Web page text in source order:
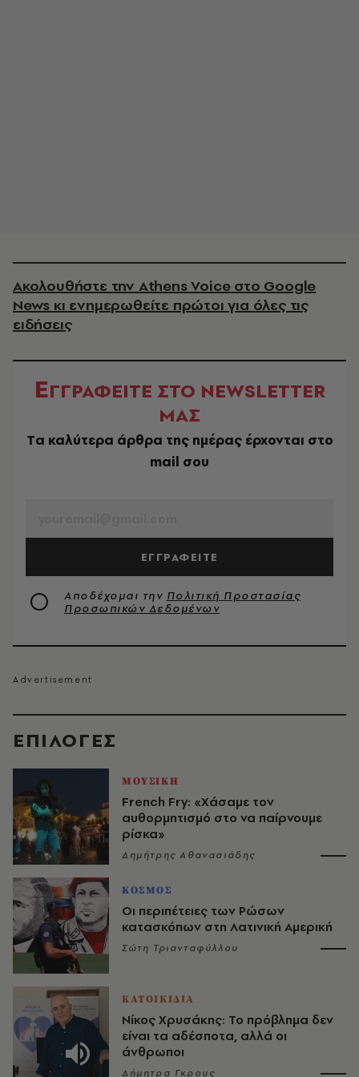
EΠΙΛΟΓΈΣ
ΜΟΥΣΙΚΗ
French Fry: «Χάσαμε τον
αυθορμητισμό στο να παίρνουμε
ρίσκα»
Δημήτρης Αθανασιάδης
ΚΟΣΜΟΣ
Οι περιπέτειες των Ρώσων
κατασκόπων στη Λατινική Αμερική
Σώτη Τριανταφύλλου
ΚΑΤΟΙΚΙΔΙΑ
Νίκος Χρυσάκης: Το πρόβλημα δεν
είναι τα αδέσποτα, αλλά οι
άνθρωποι
Δήμητρα Γκρους
Ακολουθήστε την Athens Voice στο Google
News κι ενημερωθείτε πρώτοι για όλες τις
ειδήσεις
ΕΓΓΡΑΦΕΙΤΕ ΣΤΟ NEWSLETTER
ΜΑΣ
Tα καλύτερα άρθρα της ημέρας έρχονται στο
mail σου
ΕΓΓΡΑΦΕΙΤΕ
Αποδέχομαι την Πολιτική Προστασίας
Προσωπικών Δεδομένων